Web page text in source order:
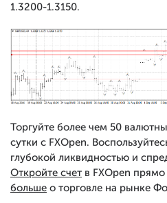
1.3200-1.3150.
Торгуйте более чем 50
сутки с FXOpen.
глубокой ликвидностью и
Откройте счет в FXOpen
больше о торговле на рынке